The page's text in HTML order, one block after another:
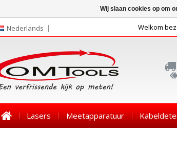
Nederlands Welkom
Lasers Meetapparatuur
Wij slaan cookies op om